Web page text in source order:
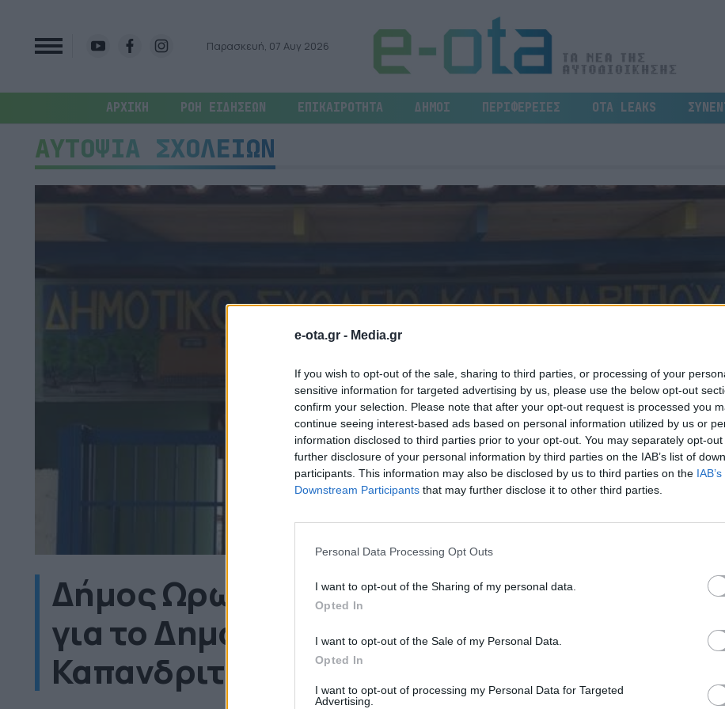
e-ota.gr - Media.gr
If you wish to opt-out of the sale, sharing to third parties, or processing of your
sensitive information for targeted advertising by us, please use the below opt-out
confirm your selection. Please note that after your opt-out request is processed you
continue seeing interest-based ads based on personal information utilized by us or
information disclosed to third parties prior to your opt-out. You may separately opt-
further disclosure of your personal information by third parties on the IAB’s list of
participants. This information may also be disclosed by us to third parties on the
Downstream Participants that may further disclose it to other third parties.
Personal Data Processing Opt Outs
I want to opt-out of the Sharing of my personal data.
Opted In
I want to opt-out of the Sale of my Personal Data.
Opted In
I want to opt-out of processing my Personal Data for Targeted
Advertising.
Παρασκευή, 07 Αυγ 2026
ΑΡΧΙΚΗ ΡΟΗ ΕΙΔΗΣΕΩΝ ΕΠΙΚΑΙΡΟΤΗΤΑ ΔΗΜΟΙ ΠΕΡΙΦΕΡΕΙΕΣ OTA LEAKS
ΑΥΤΟΨΙΑ ΣΧΟΛΕΙΩΝ
Δήμος Ωρωπού: Προληπτικά μέτρα
για το Δημοτικό Σχολείο
Καπανδριτίου